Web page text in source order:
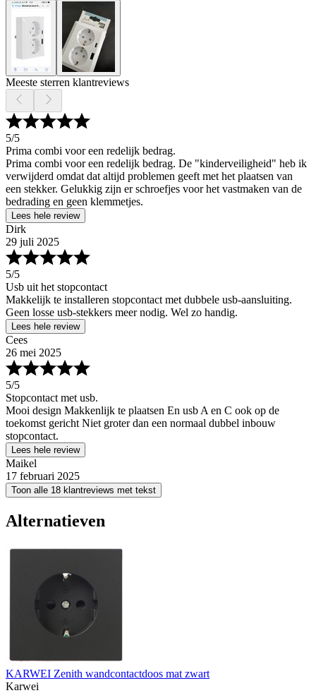
Meeste sterren klantreviews
5/5
Prima combi voor een redelijk bedrag.
Prima combi voor een redelijk bedrag. De "kinderveiligheid" heb ik
verwijderd omdat dat altijd problemen geeft met het plaatsen van
een stekker. Gelukkig zijn er schroefjes voor het vastmaken van de
bedrading en geen klemmetjes.
Lees hele review
Dirk
29 juli 2025
5/5
Usb uit het stopcontact
Makkelijk te installeren stopcontact met dubbele usb-aansluiting.
Geen losse usb-stekkers meer nodig. Wel zo handig.
Lees hele review
Cees
26 mei 2025
5/5
Stopcontact met usb.
Mooi design Makkenlijk te plaatsen En usb A en C ook op de
toekomst gericht Niet groter dan een normaal dubbel inbouw
stopcontact.
Lees hele review
Maikel
17 februari 2025
Toon alle 18 klantreviews met tekst
Alternatieven
KARWEI Zenith wandcontactdoos mat zwart
Karwei